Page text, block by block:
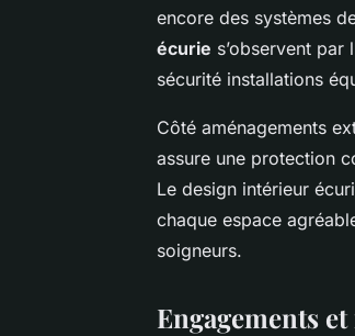
encore des systèmes
écurie s’observent
sécurité installations
Côté aménagements
assure une protection
Le design intérieur
chaque espace
soigneurs.
Engagements